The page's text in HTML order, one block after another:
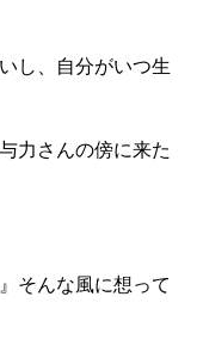
し、自分がいつ生
力さんの傍に来た
そんな風に想って